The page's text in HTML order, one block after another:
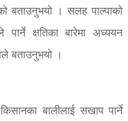
बताउनुभयो । सलह पाल्पाको
क्षतिका बारेमा अध्ययन
बताउनुभयो ।
बालीलाई सखाप पार्ने